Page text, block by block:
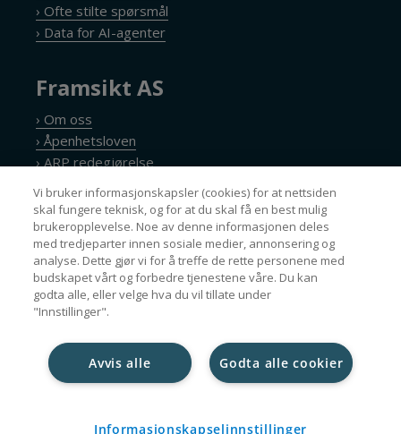
› Ofte stilte spørsmål
› Data for AI-agenter
Framsikt AS
› Om oss
› Åpenhetsloven
› ARP redegjørelse
› Cookie policy
Nyhetsbrev
Kopibeskyttet © Framsikt AS – Nettside levert avNettrakett.no
Vi bruker informasjonskapsler (cookies) for at nettsiden
skal fungere teknisk, og for at du skal få en best mulig
brukeropplevelse. Noe av denne informasjonen deles
med tredjeparter innen sosiale medier, annonsering og
analyse. Dette gjør vi for å treffe de rette personene med
budskapet vårt og forbedre tjenestene våre. Du kan
godta alle, eller velge hva du vil tillate under
"Innstillinger".
Godta alle cookier
Avvis alle
Informasjonskapselinnstillinger